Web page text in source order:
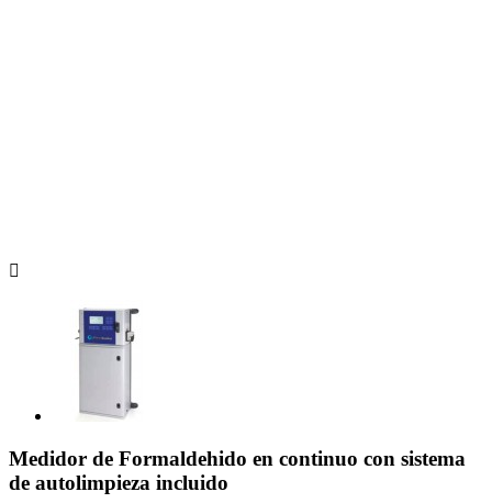

Medidor de Formaldehido en continuo con sistema
de autolimpieza incluido